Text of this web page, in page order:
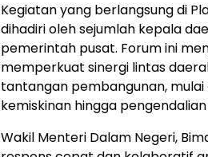
Kegiatan yang berlangsung di
dihadiri oleh sejumlah kepala
pemerintah pusat. Forum ini
memperkuat sinergi lintas
tantangan pembangunan,
kemiskinan hingga pengendalian
Wakil Menteri Dalam Negeri,